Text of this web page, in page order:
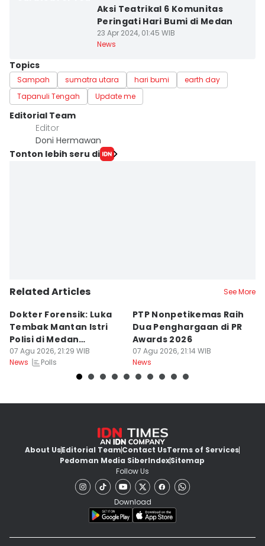
Aksi Teatrikal 6 Komunitas
Peringati Hari Bumi di Medan
23 Apr 2024, 01:45 WIB
News
Topics
Sampah sumatra utara hari bumi
earth day
Tapanuli Tengah
Update me
Editorial Team
Editor
Doni Hermawan
Tonton lebih seru di
Related Articles See More
Dokter Forensik: Luka
Tembak Mantan Istri
Polisi di Medan
Berkarakter Tempel
07 Agu 2026, 21:29 WIB
News
Polls
PTP Nonpetikemas Raih
Dua Penghargaan di PR
Awards 2026
07 Agu 2026, 21:14 WIB
News
About UsEditorial TeamContact UsTerms of Services
Pedoman Media SiberIndexSitemap
Follow Us
Download